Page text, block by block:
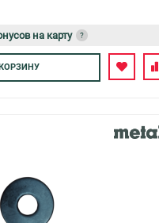
на карту
?